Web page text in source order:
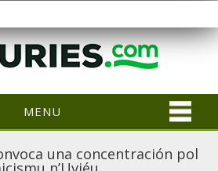
MENU
una concentración pol